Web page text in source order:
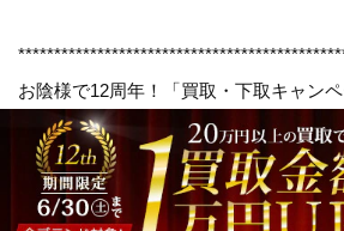
お陰様で12周年！
「買取・下取キャンペ